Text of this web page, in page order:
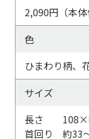
2,090円（本体
色
ひまわり柄、
サイズ
長さ 108×幅
首回り 約33